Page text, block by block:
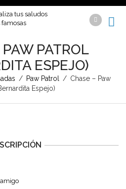
PATROL
ESPEJO)
/ Paw Patrol / Chase – Paw
Espejo)